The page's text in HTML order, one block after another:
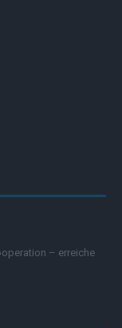
– erreiche